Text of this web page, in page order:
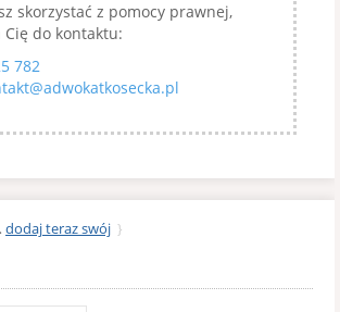
skorzystać z pomocy prawnej,
Cię do kontaktu:
782
dodaj teraz swój }